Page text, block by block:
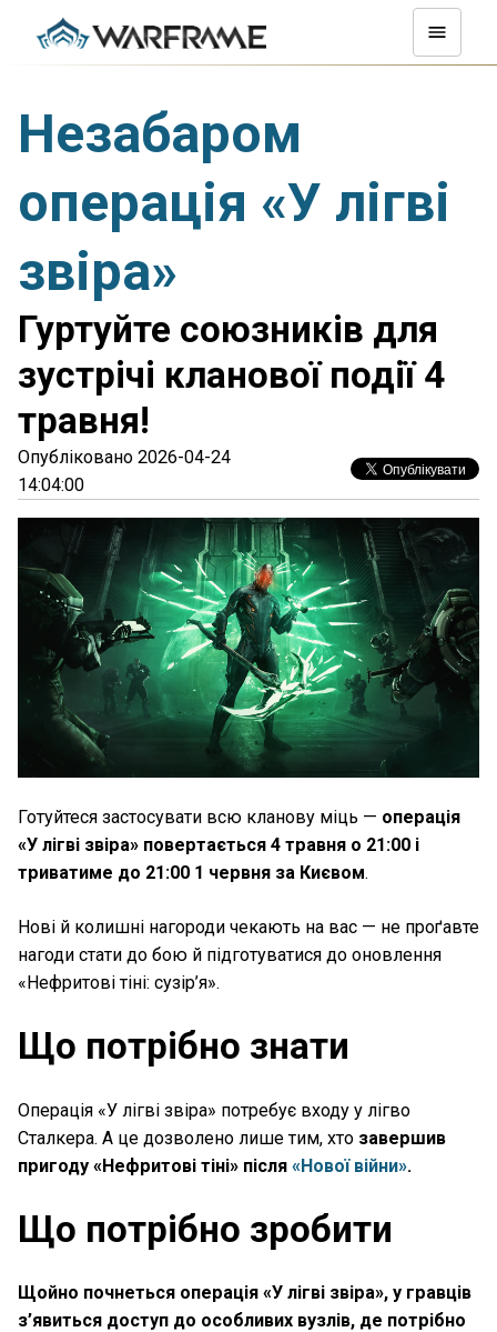
Незабаром
операція «У лігві
звіра»
Гуртуйте союзників для
зустрічі кланової події 4
травня!
Опубліковано 2026-04-24
14:04:00
Готуйтеся застосувати всю кланову міць — операція
«У лігві звіра» повертається 4 травня о 21:00 і
триватиме до 21:00 1 червня за Києвом.
Нові й колишні нагороди чекають на вас — не проґавте
нагоди стати до бою й підготуватися до оновлення
«Нефритові тіні: сузір’я».
Що потрібно знати
Операція «У лігві звіра» потребує входу у лігво
Сталкера. А це дозволено лише тим, хто завершив
пригоду «Нефритові тіні» після «Нової війни».
Що потрібно зробити
Щойно почнеться операція «У лігві звіра», у гравців
з’явиться доступ до особливих вузлів, де потрібно